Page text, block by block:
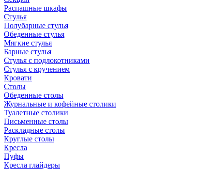
Распашные шкафы
Стулья
Полубарные стулья
Обеденные стулья
Мягкие стулья
Барные стулья
Стулья с подлокотниками
Стулья с кручением
Кровати
Столы
Обеденные столы
Журнальные и кофейные столики
Туалетные столики
Письменные столы
Раскладные столы
Круглые столы
Кресла
Пуфы
Кресла глайдеры